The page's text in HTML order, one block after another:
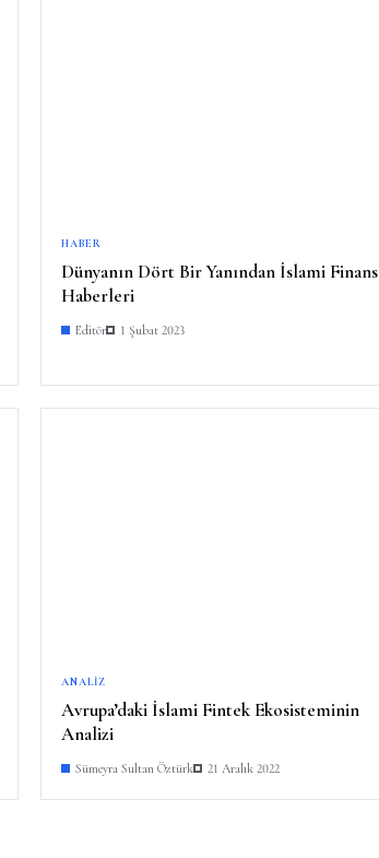
HABER
Dünyanın Dört Bir Yanından İslami Finans
Haberleri
Editör 1 Şubat 2023
ANALIZ
Avrupa’daki İslami Fintek Ekosisteminin
Analizi
Sümeyra Sultan Öztürk 21 Aralık 2022